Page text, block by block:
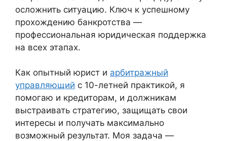
осложнить ситуацию. Ключ к успешному
прохождению банкротства —
профессиональная юридическая поддержка
на всех этапах.
Как опытный юрист и арбитражный
управляющий с 10-летней практикой, я
помогаю и кредиторам, и должникам
выстраивать стратегию, защищать свои
интересы и получать максимально
возможный результат. Моя задача —